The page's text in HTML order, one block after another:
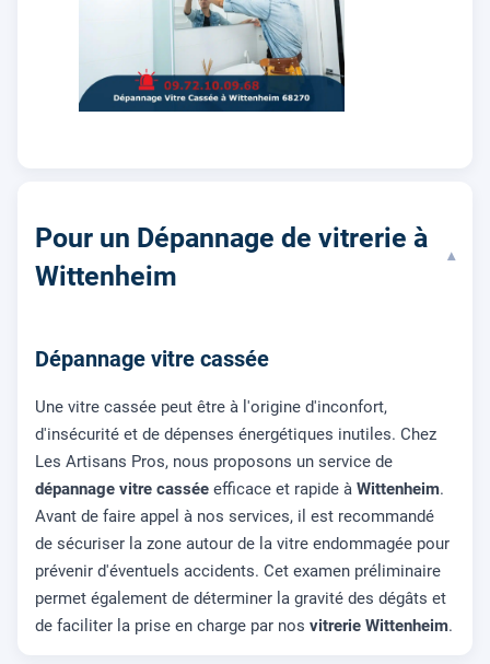
Pour un Dépannage de vitrerie à
Wittenheim
▾
Dépannage vitre cassée
Une vitre cassée peut être à l'origine d'inconfort,
d'insécurité et de dépenses énergétiques inutiles. Chez
Les Artisans Pros, nous proposons un service de
dépannage vitre cassée efficace et rapide à Wittenheim.
Avant de faire appel à nos services, il est recommandé
de sécuriser la zone autour de la vitre endommagée pour
prévenir d'éventuels accidents. Cet examen préliminaire
permet également de déterminer la gravité des dégâts et
de faciliter la prise en charge par nos vitrerie Wittenheim.